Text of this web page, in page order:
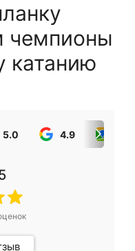
чемпионы
катанию
5.0 4.9